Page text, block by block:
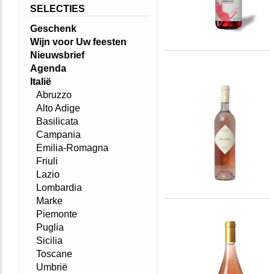
SELECTIES
Geschenk
Wijn voor Uw feesten
Nieuwsbrief
Agenda
Italië
Abruzzo
Alto Adige
Basilicata
Campania
Emilia-Romagna
Friuli
Lazio
Lombardia
Marke
Piemonte
Puglia
Sicilia
Toscane
Umbrië